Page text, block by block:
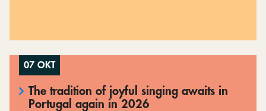
07 OKT
The tradition of joyful singing awaits in
Portugal again in 2026